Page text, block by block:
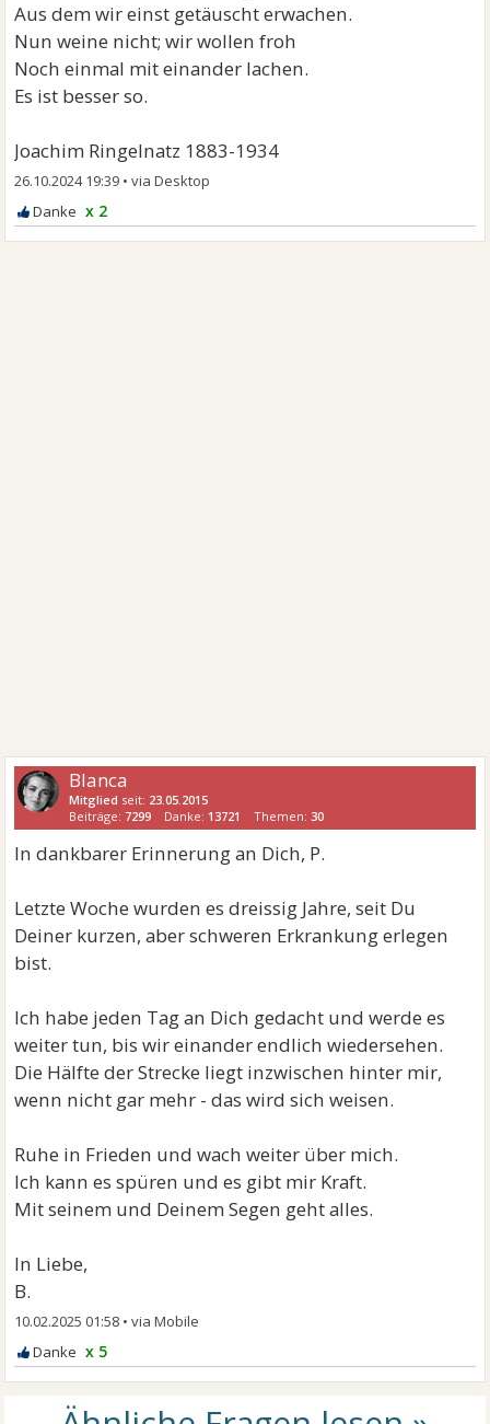
Aus dem wir einst getäuscht erwachen.
Nun weine nicht; wir wollen froh
Noch einmal mit einander lachen.
Es ist besser so.
Joachim Ringelnatz 1883-1934
26.10.2024 19:39 •
x 2
Blanca
Mitglied seit: 23.05.2015
Beiträge: 7299 Danke: 13721 Themen:30
In dankbarer Erinnerung an Dich, P.
Letzte Woche wurden es dreissig Jahre, seit Du
Deiner kurzen, aber schweren Erkrankung erlegen
bist.
Ich habe jeden Tag an Dich gedacht und werde es
weiter tun, bis wir einander endlich wiedersehen.
Die Hälfte der Strecke liegt inzwischen hinter mir,
wenn nicht gar mehr - das wird sich weisen.
Ruhe in Frieden und wach weiter über mich.
Ich kann es spüren und es gibt mir Kraft.
Mit seinem und Deinem Segen geht alles.
In Liebe,
B.
10.02.2025 01:58 •
x 5